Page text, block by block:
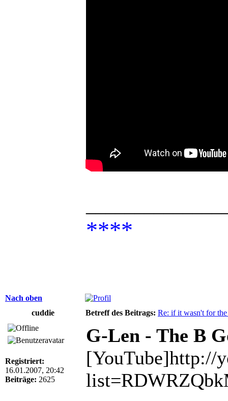
****
Nach oben
cuddie
Betreff des Beitrags: Re: if it wasn't for
Registriert:
16.01.2007, 20:42
Beiträge: 2625
G-Len - The B
[YouTube]http://